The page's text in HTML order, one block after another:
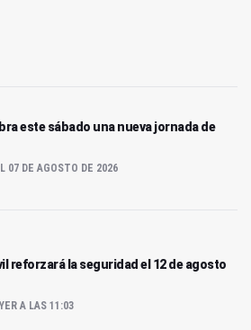
este sábado una nueva jornada de
07 DE AGOSTO DE 2026
reforzará la seguridad el 12 de agosto
A LAS 11:03